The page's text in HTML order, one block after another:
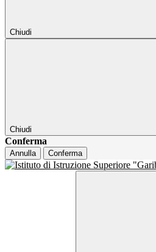
Chiudi
Chiudi
Conferma
Annulla Conferma